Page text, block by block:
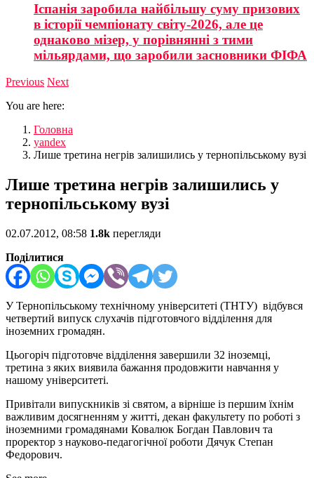
Іспанія заробила найбільшу суму призових
в історії чемпіонату світу-2026, але це
однаково мізер, у порівнянні з тими
мільярдами, що заробили засновники ФІФА
Previous Next
You are here:
Головна
yandex
Лише третина негрів залишились у тернопільському вузі
Лише третина негрів залишились у
тернопільському вузі
02.07.2012, 08:58 1.8k перегляди
Поділитися
У Тернопільському технічному університеті (ТНТУ) відбувся
четвертий випуск слухачів підготовчого відділення для
іноземних громадян.
Цьогоріч підготовче відділення завершили 32 іноземці,
третина з яких виявила бажання продовжити навчання у
нашому університеті.
Привітали випускників зі святом, а вірніше із першим їхнім
важливим досягненням у житті, декан факультету по роботі з
іноземними громадянами Ковалюк Богдан Павлович та
проректор з науково-педагогічної роботи Дячук Степан
Федорович.